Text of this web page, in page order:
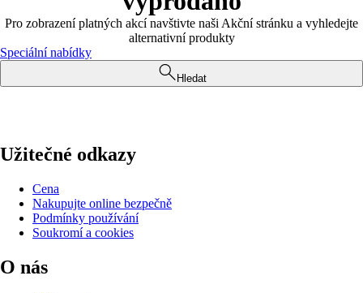
Pro zobrazení platných akcí navštivte naši Akční stránku a vyhledejte
alternativní produkty
Speciální nabídky
Hledat
Užitečné odkazy
Cena
Nakupujte online bezpečně
Podmínky používání
Soukromí a cookies
O nás